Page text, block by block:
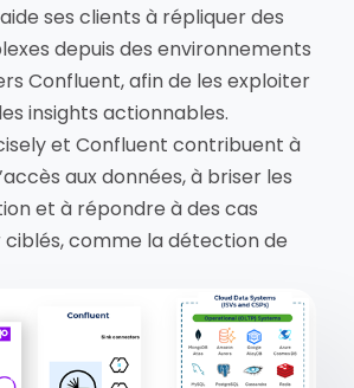
ses clients à répliquer des
depuis des environnements
Confluent, afin de les exploiter
insights actionnables.
et Confluent contribuent à
aux données, à briser les
et à répondre à des cas
ciblés, comme la détection de